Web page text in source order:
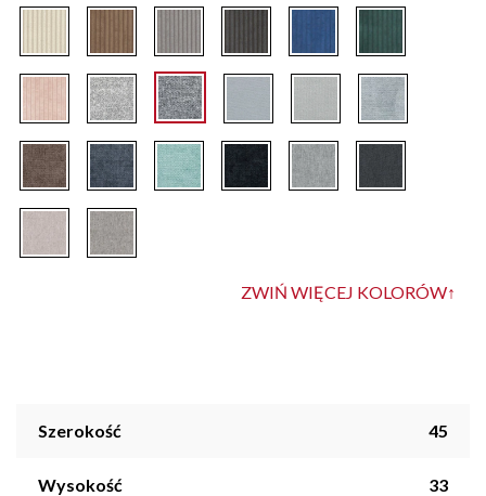
ZWIŃ WIĘCEJ KOLORÓW↑
Szerokość 45
Wysokość 33